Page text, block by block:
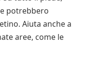
potrebbero
Aiuta anche a
aree, come le